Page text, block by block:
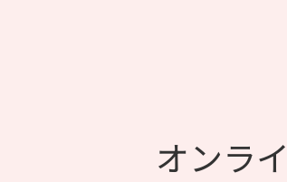
オンラ